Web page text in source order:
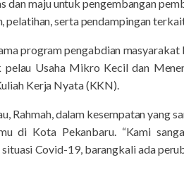
dan maju untuk pengembangan
pelatihan, serta pendampingan
program pengabdian
pelau Usaha Mikro Kecil dan
Kerja Nyata (KKN).
Rahmah, dalam kesempatan yang
di Kota Pekanbaru. “Kami
Covid-19, barangkali ada